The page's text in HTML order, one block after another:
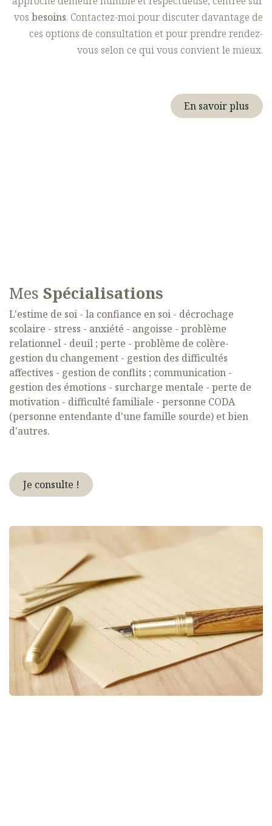
vos besoins. Contactez-moi pour discuter davantage de
ces options de consultation et pour prendre rendez-
vous selon ce qui vous convient le mieux.
En savoir plus
Mes Spécialisations
L'estime de soi - la confiance en soi - décrochage
scolaire - stress - anxiété - angoisse - problème
relationnel - deuil ; perte - problème de colère-
gestion du changement - gestion des difficultés
affectives - gestion de conflits ; communication -
gestion des émotions - surcharge mentale - perte de
motivation - difficulté familiale - personne CODA
(personne entendante d'une famille sourde) et bien
d'autres.
Je consulte !